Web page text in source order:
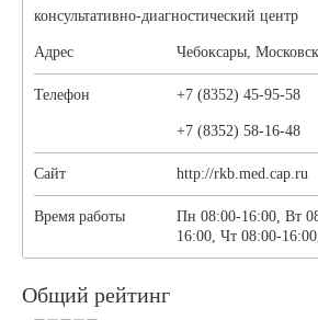
консультативно-диагностический центр
Адрес Чебоксары,
Телефон +7 (8352) 45-95-58
+7 (8352) 58-16-48
Сайт http://rkb.med.cap.ru
Время работы
Пн 08:00-16:00, Вт
16:00, Чт 08:00-
Общий рейтинг